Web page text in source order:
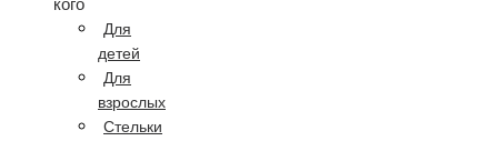
кого
Для
детей
Для
взрослых
Стельки